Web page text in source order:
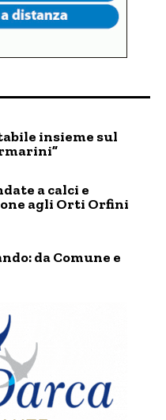
insieme sul
a calci e
agli Orti Orfini
da Comune e